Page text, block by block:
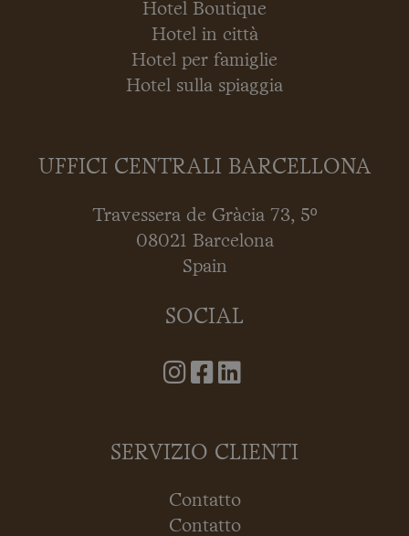
Hotel Boutique
Hotel in città
Hotel per famiglie
Hotel sulla spiaggia
UFFICI CENTRALI BARCELLONA
Travessera de Gràcia 73, 5º
08021 Barcelona
Spain
SOCIAL
SERVIZIO CLIENTI
Contatto
Contatto